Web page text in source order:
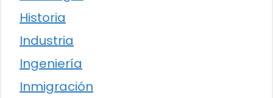
Historia
Industria
Ingeniería
Inmigración